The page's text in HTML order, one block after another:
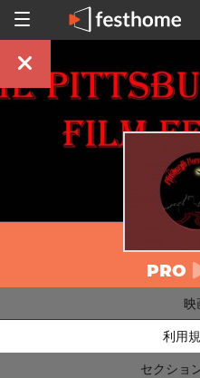
PRO
映
利用
セクショ